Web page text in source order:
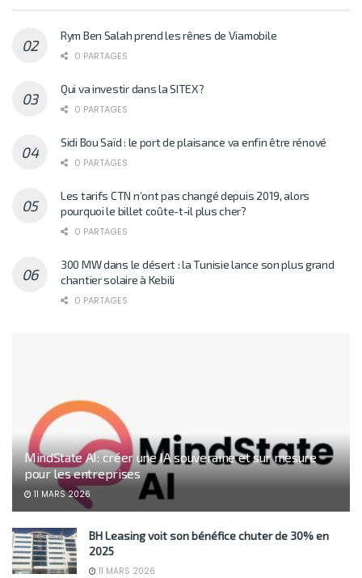
Rym Ben Salah prend les rênes de Viamobile
0 PARTAGES
Qui va investir dans la SITEX?
0 PARTAGES
Sidi Bou Saïd : le port de plaisance va enfin être rénové
0 PARTAGES
Les tarifs CTN n’ont pas changé depuis 2019, alors
pourquoi le billet coûte-t-il plus cher?
0 PARTAGES
300 MW dans le désert : la Tunisie lance son plus grand
chantier solaire à Kebili
0 PARTAGES
MindState AI: créer une IA souveraine et sur mesure
pour les entreprises
11 MARS 2026
BH Leasing voit son bénéfice chuter de 30% en
2025
11 MARS 2026